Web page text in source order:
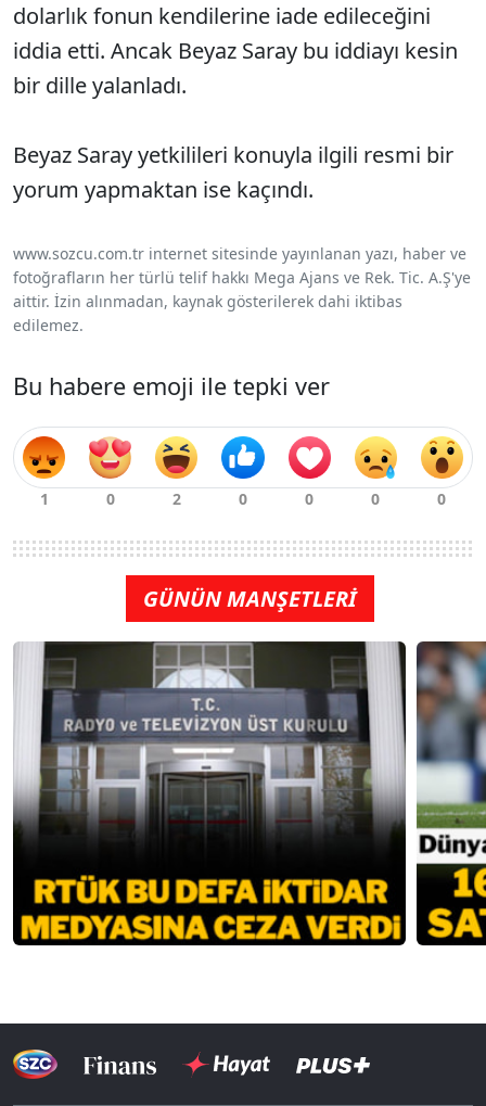
dolarlık fonun kendilerine iade edileceğini
iddia etti. Ancak Beyaz Saray bu iddiayı kesin
bir dille yalanladı.
Beyaz Saray yetkilileri konuyla ilgili resmi bir
yorum yapmaktan ise kaçındı.
www.sozcu.com.tr internet sitesinde yayınlanan yazı, haber ve
fotoğrafların her türlü telif hakkı Mega Ajans ve Rek. Tic. A.Ş'ye
aittir. İzin alınmadan, kaynak gösterilerek dahi iktibas
edilemez.
Bu habere emoji ile tepki ver
GÜNÜN MANŞETLERİ